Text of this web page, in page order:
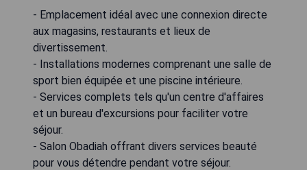
- Emplacement idéal avec une connexion directe
aux magasins, restaurants et lieux de
divertissement.
- Installations modernes comprenant une salle de
sport bien équipée et une piscine intérieure.
- Services complets tels qu'un centre d'affaires
et un bureau d'excursions pour faciliter votre
séjour.
- Salon Obadiah offrant divers services beauté
pour vous détendre pendant votre séjour.